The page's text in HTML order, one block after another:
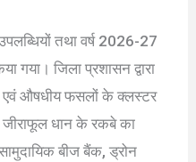
तथा वर्ष 2026-27
गया। जिला प्रशासन द्वारा
एवं औषधीय फसलों के क्लस्टर
जीराफूल धान के रकबे का
सामुदायिक बीज बैंक, ड्रोन